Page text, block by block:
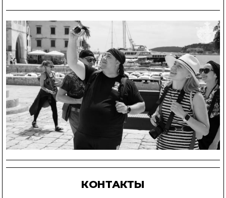
КОНТАКТЫ